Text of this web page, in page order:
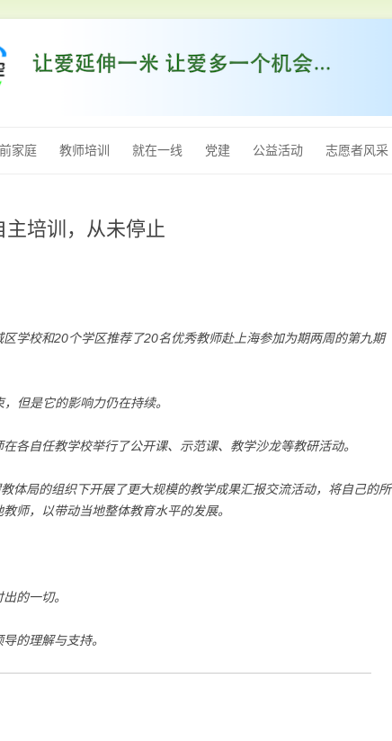
至
内
家庭 教师培训 就在一线 党建 公益活动 志愿者风采
培训，从未停止
区学校和20个学区推荐了20名优秀教师赴上海参加为期两周的第九期
但是它的影响力仍在持续。
各自任教学校举行了公开课、示范课、教学沙龙等教研活动。
体局的组织下开展了更大规模的教学成果汇报交流活动，将自己的所
师，以带动当地整体教育水平的发展。
的一切。
的理解与支持。